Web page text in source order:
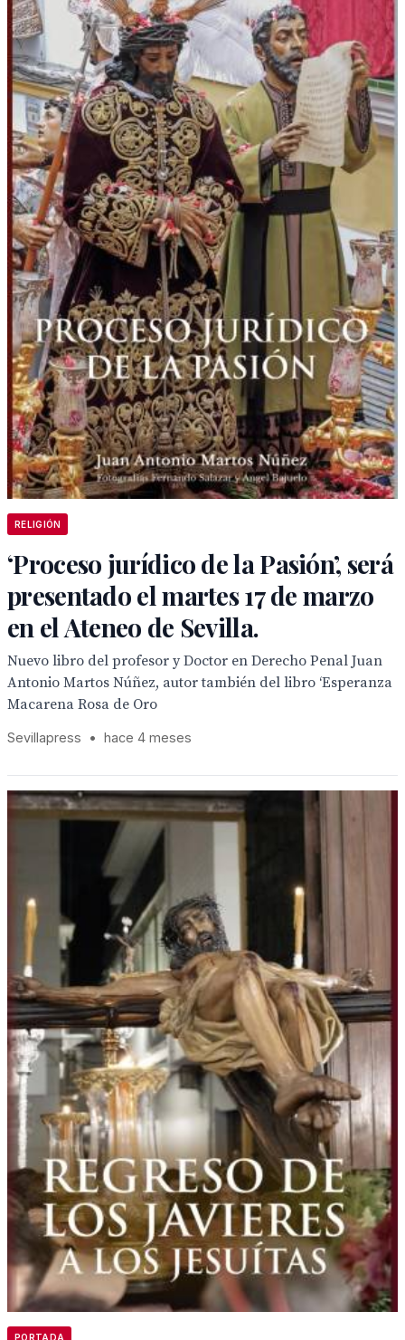
RELIGIÓN
‘Proceso jurídico de la Pasión’, será
presentado el martes 17 de marzo
en el Ateneo de Sevilla.
Nuevo libro del profesor y Doctor en Derecho Penal Juan
Antonio Martos Núñez, autor también del libro ‘Esperanza
Macarena Rosa de Oro
Sevillapress • hace 4 meses
PORTADA